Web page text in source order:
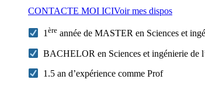
CONTACTE MOI ICIVoir mes dispos
1ère année de MASTER en Sciences et
BACHELOR en Sciences et ingénierie de
1.5 an d’expérience comme Prof